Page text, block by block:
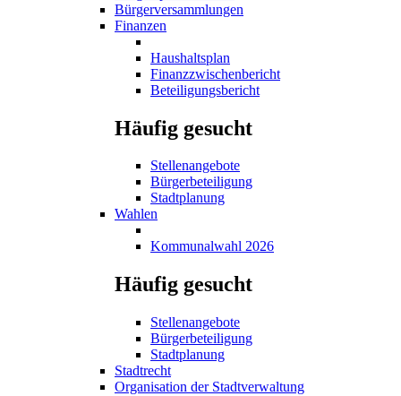
Bürgerversammlungen
Finanzen
Haushaltsplan
Finanzzwischenbericht
Beteiligungsbericht
Häufig gesucht
Stellenangebote
Bürgerbeteiligung
Stadtplanung
Wahlen
Kommunalwahl 2026
Häufig gesucht
Stellenangebote
Bürgerbeteiligung
Stadtplanung
Stadtrecht
Organisation der Stadtverwaltung